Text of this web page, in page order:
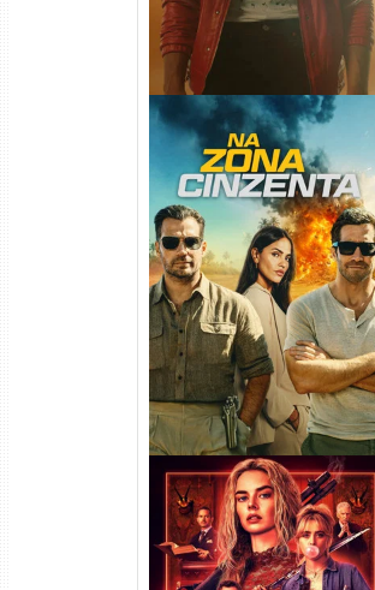
Na Zona Cinzenta Torrent
(2026) WEB-DL 1080p/4K
Dual Áudio